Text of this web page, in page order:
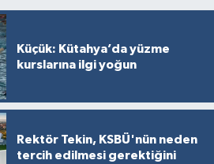
Küçük: Kütahya’da yüzme
kurslarına ilgi yoğun
Rektör Tekin, KSBÜ'nün neden
tercih edilmesi gerektiğini